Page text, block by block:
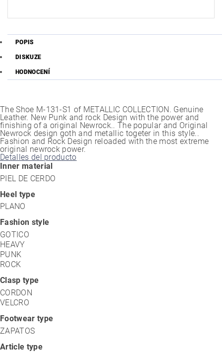
POPIS
DISKUZE
HODNOCENÍ
The Shoe M-131-S1 of METALLIC COLLECTION. Genuine
Leather. New Punk and rock Design with the power and
finishing of a original Newrock.. The popular and Original
Newrock design goth and metallic togeter in this style..
Fashion and Rock Design reloaded with the most extreme
original newrock power.
Detalles del producto
Inner material
PIEL DE CERDO
Heel type
PLANO
Fashion style
GOTICO
HEAVY
PUNK
ROCK
Clasp type
CORDON
VELCRO
Footwear type
ZAPATOS
Article type